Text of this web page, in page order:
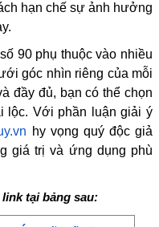
hạn chế sự ảnh hưởng
90 phụ thuộc vào nhiều
góc nhìn riêng của mỗi
đầy đủ, bạn có thể chọn
lộc. Với phần luận giải ý
hy vọng quý độc giả
giá trị và ứng dụng phù
tại bảng sau: